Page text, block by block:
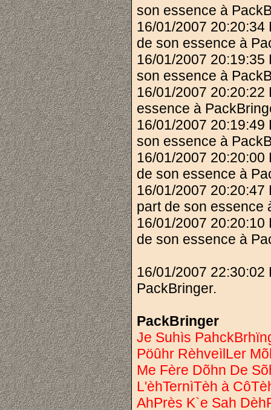
son essence à
16/01/2007
de son essence à
16/01/2007
son essence à
16/01/2007 20:20:22
essence à
16/01/2007
son essence à
16/01/2007
de son essence à
16/01/2007
part de son essence
16/01/2007 20:20:10
de son essence à
16/01/2007
PackBringer.
PackBringer
Je Suhìs
Pöûhr RèhveìlLer
Me Fère Dõhn De
L'èhTernìTèh à
AhPrès K`e Sah